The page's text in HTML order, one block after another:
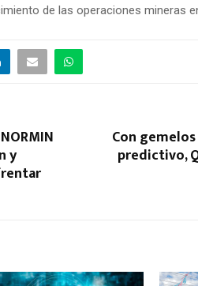
de las operaciones mineras
y
Con
predictivo,